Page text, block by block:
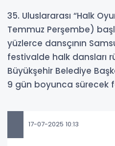
35. Uluslararası “Halk
Temmuz Perşembe)
yüzlerce dansçının
festivalde halk dansları
Büyükşehir Belediye
9 gün boyunca sürecek
17-07-2025 10:13